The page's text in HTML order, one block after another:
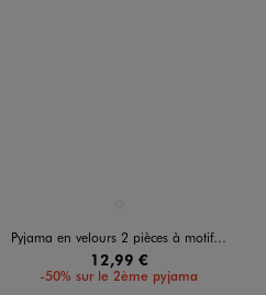
Pyjama en velours 2 pièces à motif lapin bébé
12,99 €
-50% sur le 2ème pyjama